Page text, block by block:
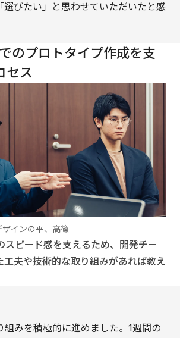
選びたい」と思わせていただいたと感
のプロトタイプ作成を支
セス
インの平、高篠
のスピード感を支えるため、開発チー
工夫や技術的な取り組みがあれば教え
組みを積極的に進めました。1週間の